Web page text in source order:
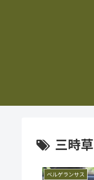
三時草
ベルゲランサス